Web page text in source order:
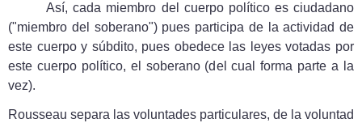
Así, cada miembro del cuerpo político es ciudadano
("miembro del soberano") pues participa de la actividad de
este cuerpo y súbdito, pues obedece las leyes votadas por
este cuerpo político, el soberano (del cual forma parte a la
vez).
Rousseau separa las voluntades particulares, de la voluntad